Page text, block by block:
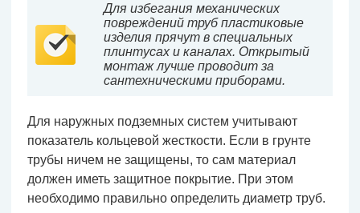
Для избегания механических
повреждений труб пластиковые
изделия прячут в специальных
плинтусах и каналах. Открытый
монтаж лучше проводит за
сантехническими приборами.
Для наружных подземных систем учитывают
показатель кольцевой жесткости. Если в грунте
трубы ничем не защищены, то сам материал
должен иметь защитное покрытие. При этом
необходимо правильно определить диаметр труб.